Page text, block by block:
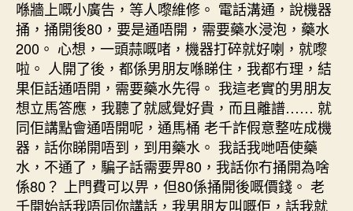
叔〉
中
喺牆上嘅小廣告，等人嚟維修。 電話溝通，說機器
捅，捅開後80，要是通唔開，需要藥水浸泡，藥水
200。 心想，一頭蒜嘅啫，機器打碎就好喇，就嚟
啦。 人開了後，都係男朋友喺睇住，我都冇理，結
果佢話通唔開，需要藥水先得。 我這老實的男朋友
想立馬答應，我聽了就感覺好貴，而且離譜…… 就
同佢講點會通唔開呢，通馬桶 老千詐假意整咗成機
器，話你睇開唔到，到用藥水。 我話我哋唔使藥
水，不通了，騙子話需要畀80，我話你冇捅開為啥
係80？ 上門費可以畀，但80係捅開後嘅價錢。 老
千開始話我唔同你講話，我男朋友叫嘅佢，話我就